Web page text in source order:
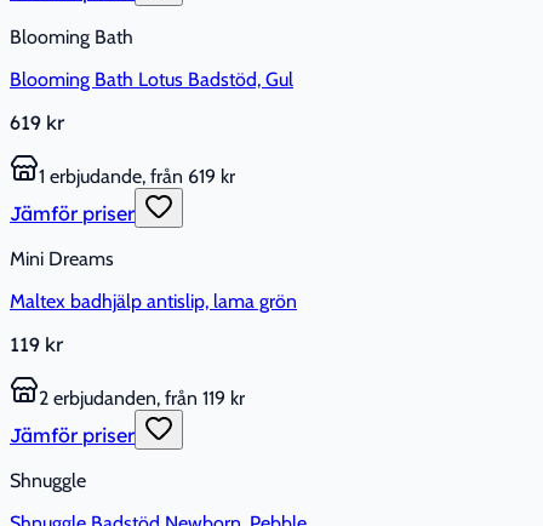
Blooming Bath
Blooming Bath Lotus Badstöd, Gul
619 kr
1 erbjudande, från 619 kr
Jämför priser
Mini Dreams
Maltex badhjälp antislip, lama grön
119 kr
2 erbjudanden, från 119 kr
Jämför priser
Shnuggle